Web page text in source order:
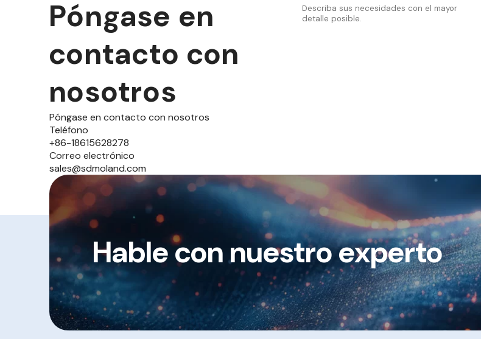
Póngase en
contacto con
nosotros
Póngase en contacto con nosotros
Teléfono
+86-18615628278
Correo electrónico
sales@sdmoland.com
Hable con nuestro experto